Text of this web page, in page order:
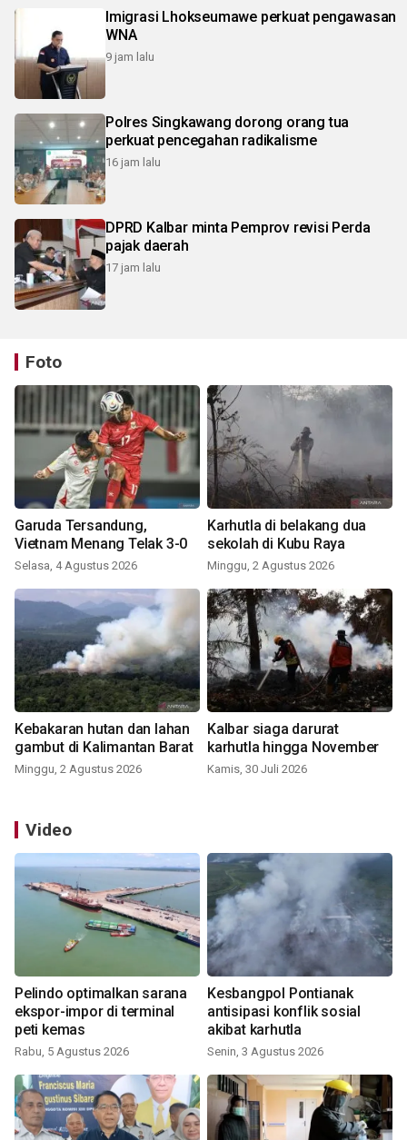
Imigrasi Lhokseumawe perkuat pengawasan
WNA
9 jam lalu
Polres Singkawang dorong orang tua
perkuat pencegahan radikalisme
16 jam lalu
DPRD Kalbar minta Pemprov revisi Perda
pajak daerah
17 jam lalu
Foto
Garuda Tersandung,
Vietnam Menang Telak 3-0
Selasa, 4 Agustus 2026
Karhutla di belakang dua
sekolah di Kubu Raya
Minggu, 2 Agustus 2026
Kebakaran hutan dan lahan
gambut di Kalimantan Barat
Minggu, 2 Agustus 2026
Kalbar siaga darurat
karhutla hingga November
Kamis, 30 Juli 2026
Video
Pelindo optimalkan sarana
ekspor-impor di terminal
peti kemas
Rabu, 5 Agustus 2026
Kesbangpol Pontianak
antisipasi konflik sosial
akibat karhutla
Senin, 3 Agustus 2026